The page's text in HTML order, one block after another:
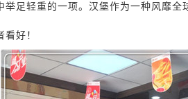
足轻重的一项。汉堡作为一种风靡
好！